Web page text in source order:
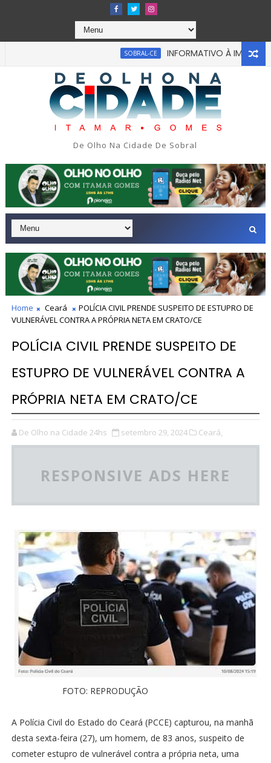
SOBRAL-CE
INFORMATIVO À IMPRENSA
em tragédia na tarde da última segunda-feira 13/07/
De Olho Na Cidade De Sobral
Home Ceará
POLÍCIA CIVIL PRENDE SUSPEITO DE ESTUPRO DE
VULNERÁVEL CONTRA A PRÓPRIA NETA EM CRATO/CE
POLÍCIA CIVIL PRENDE SUSPEITO DE
ESTUPRO DE VULNERÁVEL CONTRA A
PRÓPRIA NETA EM CRATO/CE
De Olho na Cidade 24hs setembro 29, 2024 Ceará,
RESPONSIVE ADS HERE
FOTO: REPRODUÇÃO
A Polícia Civil do Estado do Ceará (PCCE) capturou, na manhã
desta sexta-feira (27), um homem, de 83 anos, suspeito de
cometer estupro de vulnerável contra a própria neta, uma